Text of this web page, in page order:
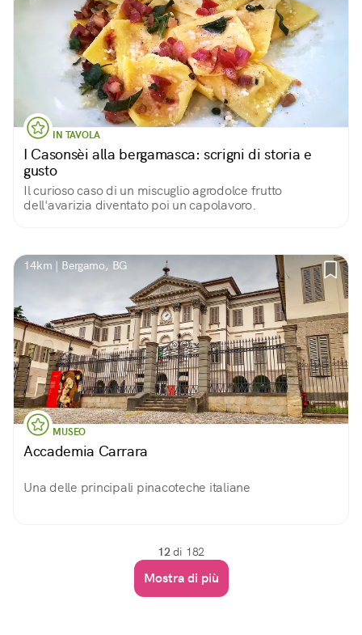
IN TAVOLA
I Casonsèi alla bergamasca: scrigni di storia e
gusto
Il curioso caso di un miscuglio agrodolce frutto
dell'avarizia diventato poi un capolavoro.
14km | Bergamo, BG
MUSEO
Accademia Carrara
Una delle principali pinacoteche italiane
12di 182
Mostra di più